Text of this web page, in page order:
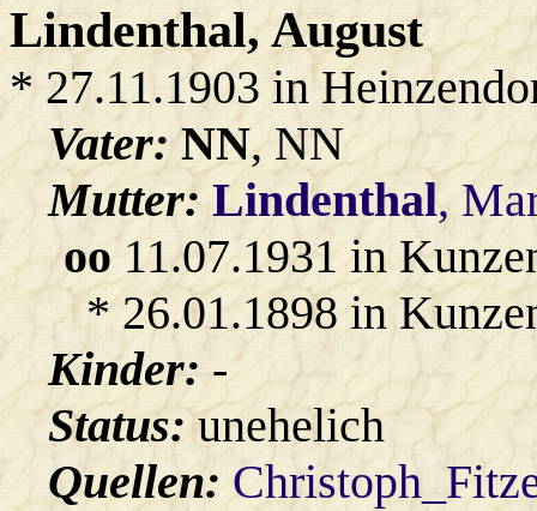
Lindenthal, August
* 27.11.1903 in
Vater:NN, NN
Mutter:Lindenthal,
oo11.07.1931 in
* 26.01.1898 in
Kinder: -
Status:unehelich
Quellen: